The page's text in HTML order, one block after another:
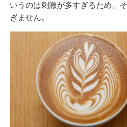
いうのは刺激が多すぎるため、
ぎません。